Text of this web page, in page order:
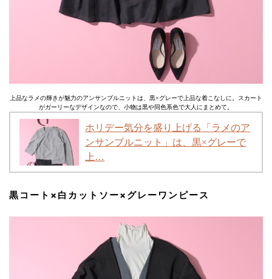
上品なラメの輝きが魅力のアンサンブルニットは、黒×グレーで上品な着こなしに。スカート
がガーリーなデザインなので、小物は黒や同色系色で大人にまとめて。
ホリデー気分を盛り上げる「ラメのア
ンサンブルニット」は、黒×グレーで
上…
黒コート×白カットソー×グレーワンピース